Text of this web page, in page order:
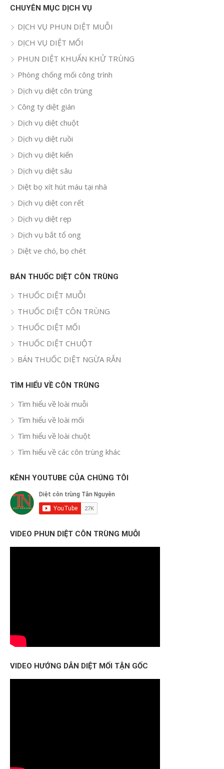
CHUYÊN MỤC DỊCH VỤ
DỊCH VỤ PHUN DIỆT MUỖI
DỊCH VỤ DIỆT MỐI
PHUN DIỆT KHUẨN KHỬ TRÙNG
Phòng chống mối công trình
Dịch vụ diệt côn trùng
Công ty diệt gián
Dịch vụ diệt chuột
Dịch vụ diệt ruồi
Dịch vụ diệt kiến
Dịch vụ diệt sâu
Diệt bọ xít hút máu tại nhà
Dịch vụ diệt con rết
Dịch vụ diệt rẹp
Dịch vụ bắt tổ ong
Diệt ve chó, bọ chét
BÁN THUỐC DIỆT CÔN TRÙNG
THUỐC DIỆT MUỖI
THUỐC DIỆT CÔN TRÙNG
THUỐC DIỆT MỐI
THUỐC DIỆT CHUỘT
BÁN THUỐC DIỆT NGỪA RẮN
TÌM HIỂU VỀ CÔN TRÙNG
Tìm hiểu về loài muỗi
Tìm hiểu về loài mối
Tìm hiểu về loài chuột
Tìm hiểu về các côn trùng khác
KÊNH YOUTUBE CỦA CHÚNG TÔI
VIDEO PHUN DIỆT CÔN TRÙNG MUỖI
VIDEO HƯỚNG DẪN DIỆT MỐI TẬN GỐC